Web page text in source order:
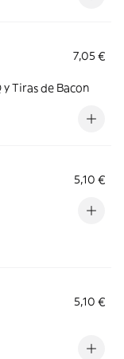
7,05 €
y Tiras de Bacon
5,10 €
5,10 €